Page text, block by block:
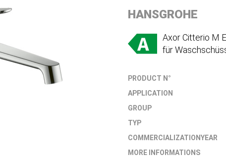
HANSGROHE
Axor Citterio M
für
PRODUCT N°
APPLICATION
GROUP
TYP
COMMERCIALIZATIONYEAR
MORE INFORMATIONS